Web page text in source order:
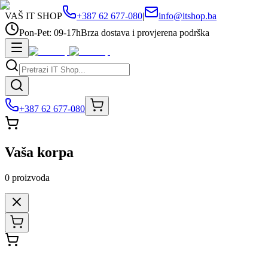
VAŠ IT SHOP +387 62 677-080|
info@itshop.ba
Pon-Pet: 09-17hBrza dostava i provjerena podrška
+387 62 677-080
Vaša korpa
0 proizvoda